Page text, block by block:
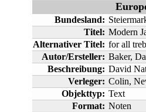
Bundesland:
Titel: Modern
Alternativer Titel: for all
Autor/Ersteller: Baker,
Beschreibung: David
Verleger: Colin,
Objekttyp: Text
Format: Noten